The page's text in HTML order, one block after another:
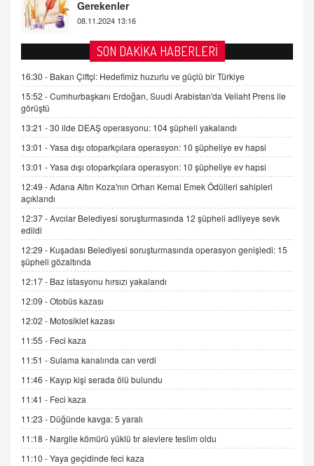
2 Kasım 2021 Salı 00:11
AV. DOĞAN CAN DOĞAN
Kişisel verilerin korunması ve dijital hukukun
gelişimi
15.09.2025 16:17
SEHER EREK
Kış Ayları Geldi, Hangi Önlemler Alınmalı?
9.12.2025 10:11
İNCİ GÜL AKÖL
06.07.2026 13:00
ADEM AKÖL
Esed Destekçilerinin Yüzüne Vurulan Şamar:
Sednaya
11.12.2024 12:30
DR. EKREM ASLAN
Gerçek Ne, Algı Ne? "Beraber Yürüyoruz"
Cümlesinin Peşinden
19.07.2025 12:45
GÖNÜL MENEKŞE
Şifacının Yolu
04.11.2025 12:56
SON DAKİKA HABERLERİ
16:30 - Bakan Çiftçi: Hedefimiz huzurlu ve güçlü bir Türkiye
15:52 -Cumhurbaşkanı Erdoğan, Suudi Arabistan'da Veliaht Prens ile
görüştü
13:21 -30 ilde DEAŞ operasyonu: 104 şüpheli yakalandı
13:01 -Yasa dışı otoparkçılara operasyon: 10 şüpheliye ev hapsi
13:01 -Yasa dışı otoparkçılara operasyon: 10 şüpheliye ev hapsi
12:49 -Adana Altın Koza'nın Orhan Kemal Emek Ödülleri sahipleri
açıklandı
12:37 -Avcılar Belediyesi soruşturmasında 12 şüpheli adliyeye sevk
edildi
12:29 - Kuşadası Belediyesi soruşturmasında operasyon genişledi: 15
şüpheli gözaltında
12:17 - Baz istasyonu hırsızı yakalandı
12:09 -Otobüs kazası
12:02 - Motosiklet kazası
11:55 - Feci kaza
11:51 -Sulama kanalında can verdi
11:46 - Kayıp kişi serada ölü bulundu
11:41 - Feci kaza
11:23 - Düğünde kavga: 5 yaralı
11:18 - Nargile kömürü yüklü tır alevlere teslim oldu
11:10 -Yaya geçidinde feci kaza